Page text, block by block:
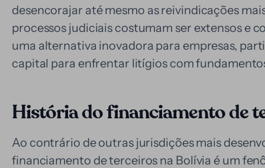
desencorajar até mesmo as reivindicações
processos judiciais costumam ser extensos e
uma alternativa inovadora para empresas,
capital para enfrentar litígios com
História do financiamento de
Ao contrário de outras jurisdições mais
financiamento de terceiros na Bolívia é um